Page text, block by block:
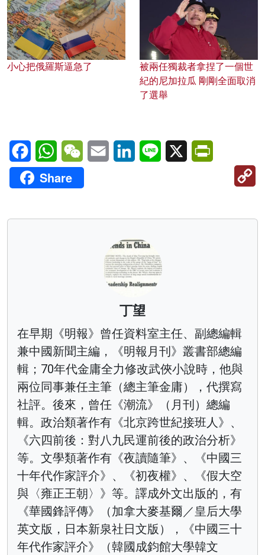
小心把俄羅斯逼急了
被兩任獨裁者拿捏了一個世
紀的尼加拉瓜 剛剛全面取消
了選舉
FacebookWhatsAppWeChatEmail LinkedInLine X
Share
丁望
在早期《明報》曾任資料室主任、副總編輯
兼中國新聞主編，《明報月刊》叢書部總編
輯；70年代金庸全力修改武俠小說時，他與
兩位同事兼任主筆（總主筆金庸），代撰寫
社評。後來，曾任《潮流》（月刊）總編
輯。政治類著作有《北京跨世紀接班人》、
《六四前後：對八九民運前後的政治分析》
等。文學類著作有《夜讀隨筆》、《中國三
十年代作家評介》、《初夜權》、《假大空
與〈雍正王朝〉》等。譯成外文出版的，有
《華國鋒評傳》（加拿大麥基爾／皇后大學
英文版，日本新泉社日文版），《中國三十
年代作家評介》（韓國成鈞館大學韓文